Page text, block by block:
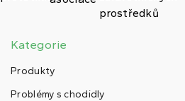
Kategorie
Produkty
Problémy s chodidly